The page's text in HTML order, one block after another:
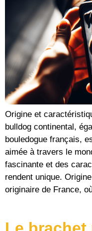
Origine et
bulldog continental,
bouledogue français,
aimée à travers le
fascinante et des
rendent unique.
originaire de France,